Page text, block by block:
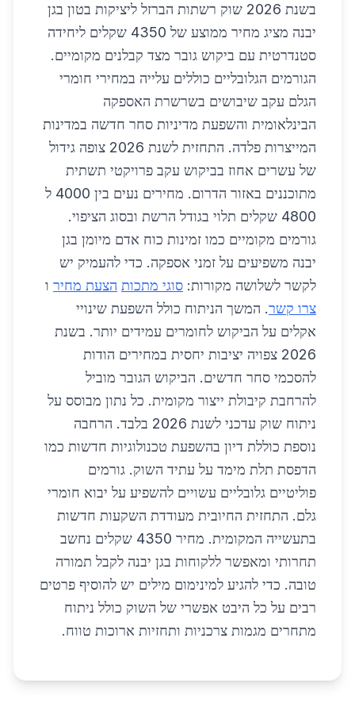
בשנת 2026 שוק רשתות הברזל ליציקות בטון בגן
יבנה מציג מחיר ממוצע של 4350 שקלים ליחידה
סטנדרטית עם ביקוש גובר מצד קבלנים מקומיים.
הגורמים הגלובליים כוללים עלייה במחירי חומרי
הגלם עקב שיבושים בשרשרת האספקה
הבינלאומית והשפעת מדיניות סחר חדשה במדינות
המייצרות פלדה. התחזית לשנת 2026 צופה גידול
של עשרים אחוז בביקוש עקב פרויקטי תשתית
מתוכננים באזור הדרום. מחירים נעים בין 4000 ל
4800 שקלים תלוי בגודל הרשת ובסוג הציפוי.
גורמים מקומיים כמו זמינות כוח אדם מיומן בגן
יבנה משפיעים על זמני אספקה. כדי להעמיק יש
לקשר לשלושה מקורות: סוגי מתכות הצעת מחיר ו
צרו קשר. המשך הניתוח כולל השפעת שינויי
אקלים על הביקוש לחומרים עמידים יותר. בשנת
2026 צפויה יציבות יחסית במחירים הודות
להסכמי סחר חדשים. הביקוש הגובר מוביל
להרחבת קיבולת ייצור מקומית. כל נתון מבוסס על
ניתוח שוק עדכני לשנת 2026 בלבד. הרחבה
נוספת כוללת דיון בהשפעת טכנולוגיות חדשות כמו
הדפסת תלת מימד על עתיד השוק. גורמים
פוליטיים גלובליים עשויים להשפיע על יבוא חומרי
גלם. התחזית החיובית מעודדת השקעות חדשות
בתעשייה המקומית. מחיר 4350 שקלים נחשב
תחרותי ומאפשר ללקוחות בגן יבנה לקבל תמורה
טובה. כדי להגיע למינימום מילים יש להוסיף פרטים
רבים על כל היבט אפשרי של השוק כולל ניתוח
מתחרים מגמות צרכניות ותחזיות ארוכות טווח.